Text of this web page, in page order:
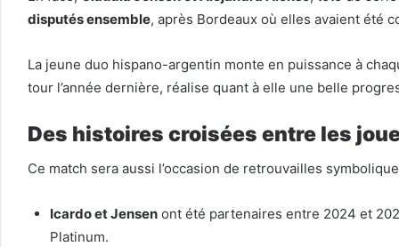
disputés ensemble, après Bordeaux où elles avaient été
La jeune duo hispano-argentin monte en puissance à
tour l’année dernière, réalise quant à elle une belle
Des histoires croisées entre les
Ce match sera aussi l’occasion de retrouvailles
Icardo et Jensen ont été partenaires entre 2024 et
Platinum.